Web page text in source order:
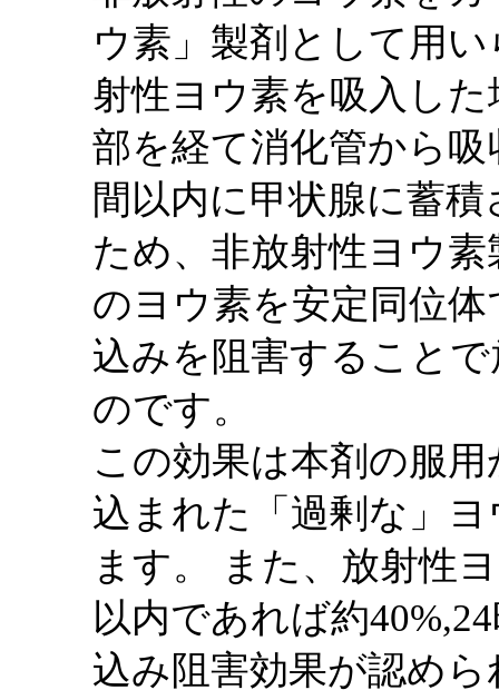
ウ素」製剤として用
射性ヨウ素を吸入し
部を経て消化管から吸
間以内に甲状腺に蓄
ため、非放射性ヨウ
のヨウ素を安定同位
込みを阻害すること
のです。
この効果は本剤の服
込まれた「過剰な」
ます。 また、放射性
以内であれば約
込み阻害効果が認め